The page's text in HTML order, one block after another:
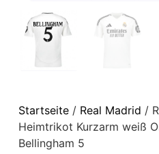
Startseite/ Real Madrid /
Heimtrikot Kurzarm weiß
Bellingham 5